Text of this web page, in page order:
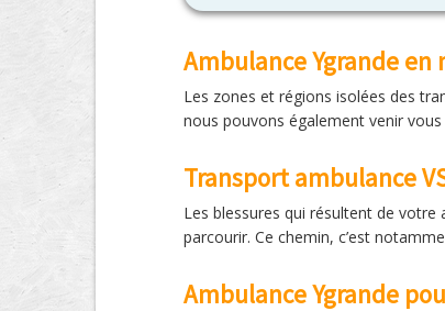
Ambulance Ygrande
Les zones et régions isolées des
nous pouvons également venir
Transport ambulance
Les blessures qui résultent de
parcourir. Ce chemin, c’est
Ambulance Ygrande